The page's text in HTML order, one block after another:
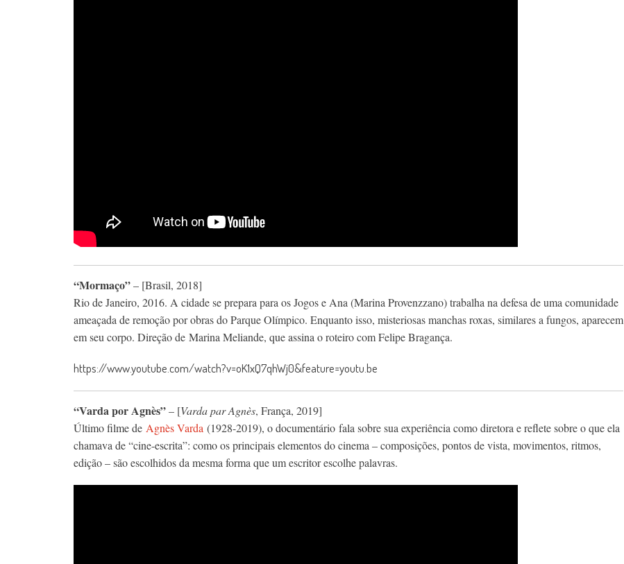
“Mormaço”– [Brasil, 2018]
Rio de Janeiro, 2016. A cidade se prepara para os Jogos e Ana (Marina Provenzzano) trabalha na defesa de uma comunidade
ameaçada de remoção por obras do Parque Olímpico. Enquanto isso, misteriosas manchas roxas, similares a fungos, aparecem
em seu corpo. Direção de Marina Meliande, que assina o roteiro com Felipe Bragança.
https://www.youtube.com/watch?v=oK1xQ7qhWj0&feature=youtu.be
“Varda por Agnès”– [Varda par Agnès, França, 2019]
Último filme de Agnès Varda (1928-2019), o documentário fala sobre sua experiência como diretora e reflete sobre o que ela
chamava de “cine-escrita”: como os principais elementos do cinema – composições, pontos de vista, movimentos, ritmos,
edição – são escolhidos da mesma forma que um escritor escolhe palavras.